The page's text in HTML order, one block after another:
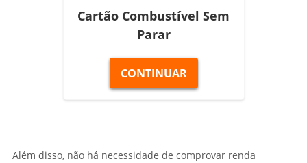
Cartão Combustível Sem
Parar
CONTINUAR
Além disso, não há necessidade de comprovar renda